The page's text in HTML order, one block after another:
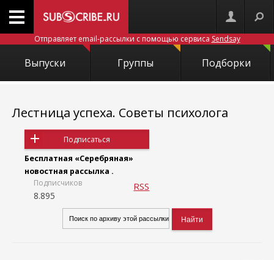
Отправляет email-рассылки с помощью сервиса Sendsay
Выпуски Группы Подборки
Лестница успеха. Советы психолога
Подписаться
Бесплатная «Серебряная»
новостная рассылка .
Подписчиков
8.895
RSS